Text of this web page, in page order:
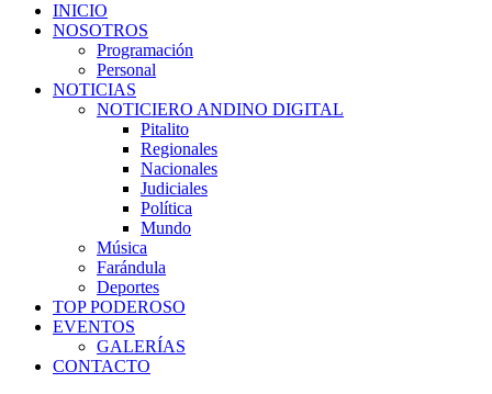
INICIO
NOSOTROS
Programación
Personal
NOTICIAS
NOTICIERO ANDINO DIGITAL
Pitalito
Regionales
Nacionales
Judiciales
Política
Mundo
Música
Farándula
Deportes
TOP PODEROSO
EVENTOS
GALERÍAS
CONTACTO